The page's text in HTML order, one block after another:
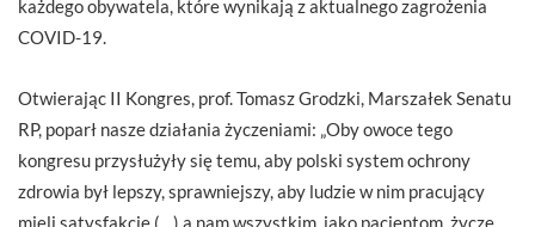
każdego obywatela, które wynikają z aktualnego zagrożenia
COVID-19.
Otwierając II Kongres, prof. Tomasz Grodzki, Marszałek Senatu
RP, poparł nasze działania życzeniami: „Oby owoce tego
kongresu przysłużyły się temu, aby polski system ochrony
zdrowia był lepszy, sprawniejszy, aby ludzie w nim pracujący
mieli satysfakcję (…) a nam wszystkim, jako pacjentom, życzę,